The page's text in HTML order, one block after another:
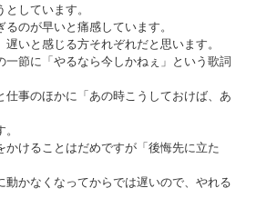
しています。
のが早いと痛感しています。
いと感じる方それぞれだと思います。
節に「やるなら今しかねぇ」という歌詞
仕事のほかに「あの時こうしておけば、あ
かけることはだめですが「後悔先に立た
動かなくなってからでは遅いので、やれる